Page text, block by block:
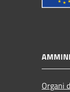
Organi